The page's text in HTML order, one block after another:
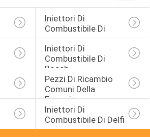
Iniettori Di
Combustibile Di
Iniettori Di
Combustibile Di
Bosch
Pezzi Di Ricambio
Comuni Della
Ferrovia
Iniettori Di
Combustibile Di Delfi